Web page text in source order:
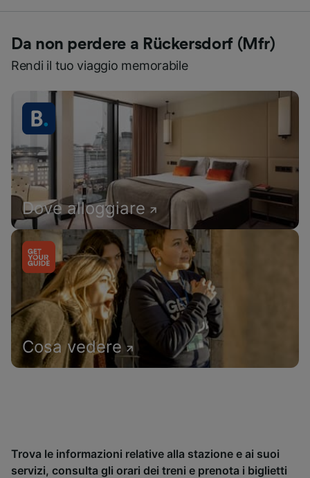
Da non perdere a Rückersdorf (Mfr)
Rendi il tuo viaggio memorabile
Dove alloggiare
Cosa vedere
Trova le informazioni relative alla stazione e ai suoi
servizi, consulta gli orari dei treni e prenota i biglietti